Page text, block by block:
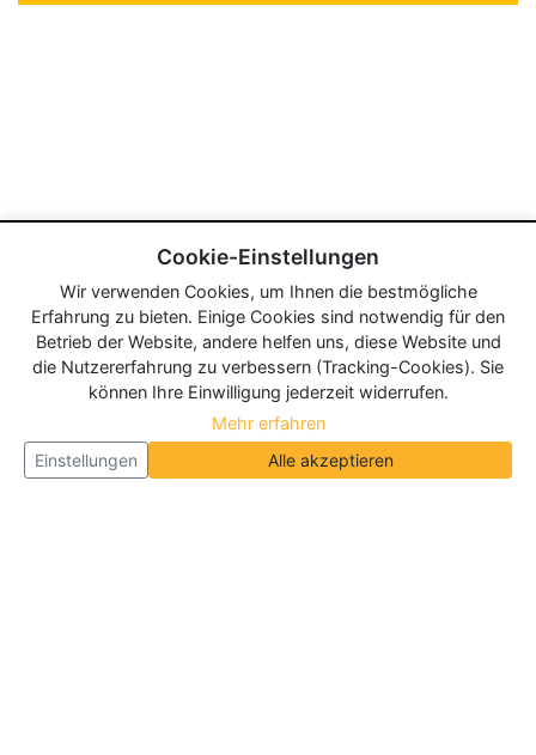
Cookie-Einstellungen
Wir verwenden Cookies, um Ihnen die bestmögliche
Erfahrung zu bieten. Einige Cookies sind notwendig für den
Betrieb der Website, andere helfen uns, diese Website und
die Nutzererfahrung zu verbessern (Tracking-Cookies). Sie
können Ihre Einwilligung jederzeit widerrufen.
Mehr erfahren
Einstellungen
Alle akzeptieren